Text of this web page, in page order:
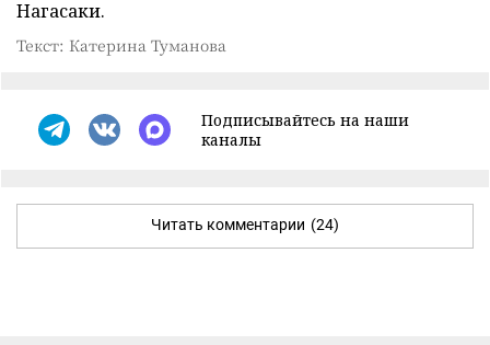
Нагасаки.
Текст: Катерина Туманова
Подписывайтесь на наши
каналы
Читать комментарии (24)